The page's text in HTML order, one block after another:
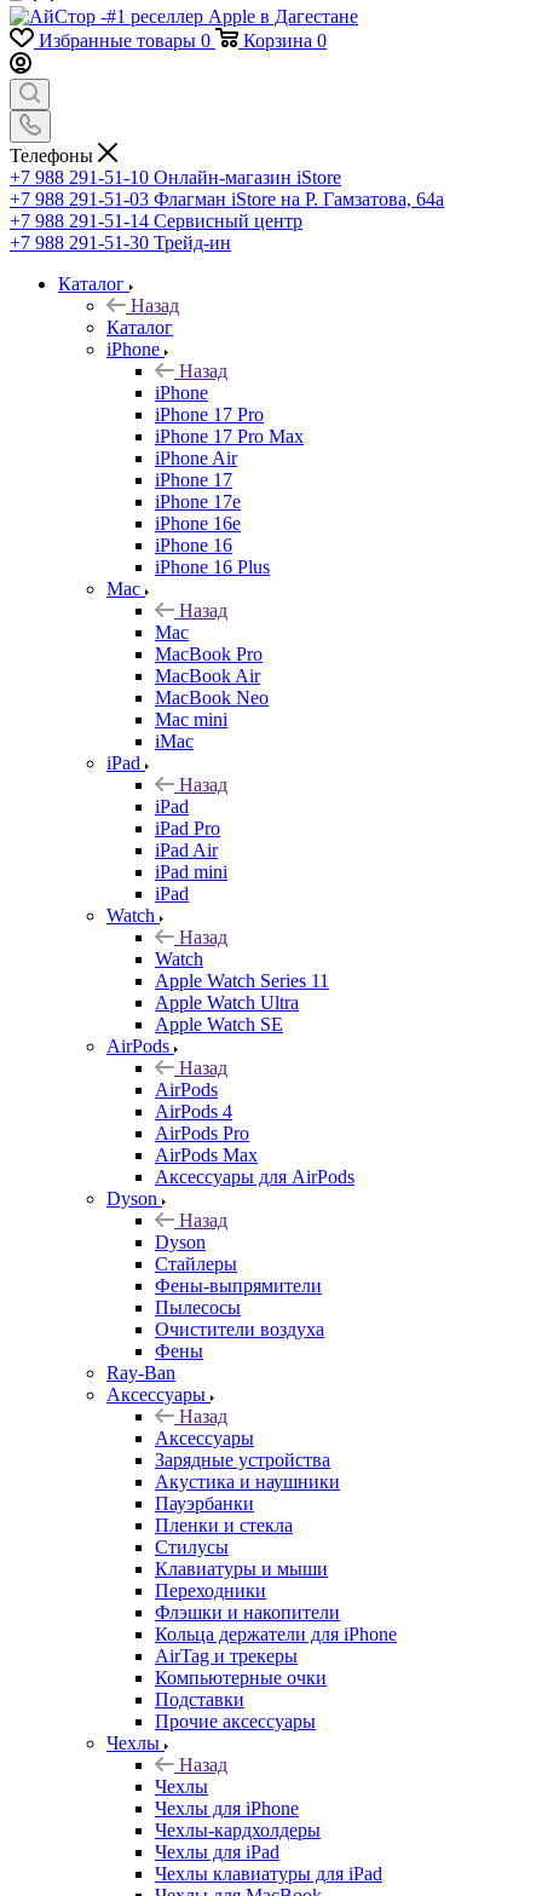
Избранные товары 0 Корзина 0
Телефоны
+7 988 291-51-10 Онлайн-магазин iStore
+7 988 291-51-03 Флагман iStore на Р. Гамзатова, 64а
+7 988 291-51-14 Сервисный центр
+7 988 291-51-30 Трейд-ин
Каталог
Назад
Каталог
iPhone
Назад
iPhone
iPhone 17 Pro
iPhone 17 Pro Max
iPhone Air
iPhone 17
iPhone 17e
iPhone 16e
iPhone 16
iPhone 16 Plus
Mac
Назад
Mac
MacBook Pro
MacBook Air
MacBook Neo
Mac mini
iMac
iPad
Назад
iPad
iPad Pro
iPad Air
iPad mini
iPad
Watch
Назад
Watch
Apple Watch Series 11
Apple Watch Ultra
Apple Watch SE
AirPods
Назад
AirPods
AirPods 4
AirPods Pro
AirPods Max
Аксессуары для AirPods
Dyson
Назад
Dyson
Стайлеры
Фены-выпрямители
Пылесосы
Очистители воздуха
Фены
Ray-Ban
Аксессуары
Назад
Аксессуары
Зарядные устройства
Акустика и наушники
Пауэрбанки
Пленки и стекла
Стилусы
Клавиатуры и мыши
Переходники
Флэшки и накопители
Кольца держатели для iPhone
AirTag и трекеры
Компьютерные очки
Подставки
Прочие аксессуары
Чехлы
Назад
Чехлы
Чехлы для iPhone
Чехлы-кардхолдеры
Чехлы для iPad
Чехлы клавиатуры для iPad